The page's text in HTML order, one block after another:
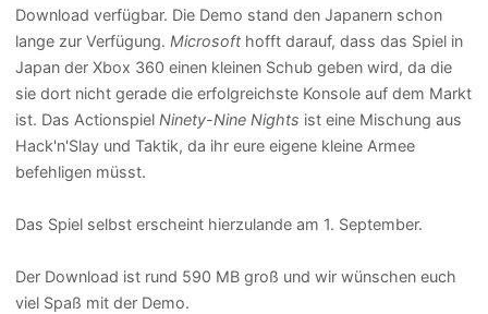
Download verfügbar. Die Demo stand den Japanern schon
lange zur Verfügung. Microsoft hofft darauf, dass das Spiel in
Japan der Xbox 360 einen kleinen Schub geben wird, da die
sie dort nicht gerade die erfolgreichste Konsole auf dem Markt
ist. Das Actionspiel Ninety-Nine Nights ist eine Mischung aus
Hack'n'Slay und Taktik, da ihr eure eigene kleine Armee
befehligen müsst.
Das Spiel selbst erscheint hierzulande am 1. September.
Der Download ist rund 590 MB groß und wir wünschen euch
viel Spaß mit der Demo.